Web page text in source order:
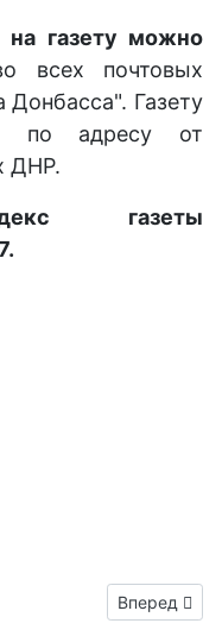
газету можно
всех почтовых
Газету
по адресу от
ДНР.
газеты
специальный
Следующий:
Вперед